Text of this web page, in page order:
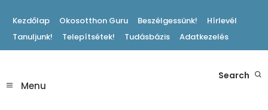
Content
Kezdőlap Okosotthon Guru Beszélgessünk!
Hírlevél
Tanuljunk!
Telepítsétek! Tudásbázis Adatkezelés
Okosotthon Blog
Menu
Search